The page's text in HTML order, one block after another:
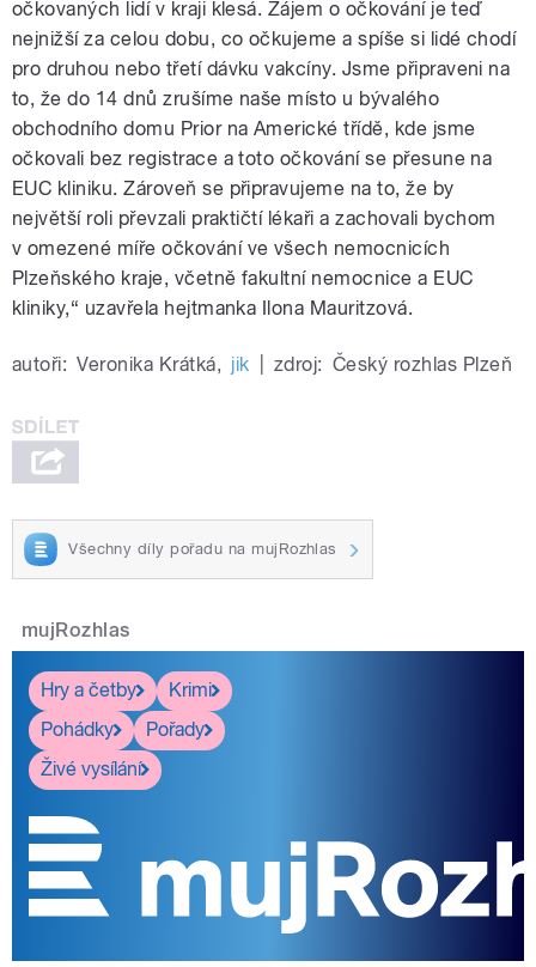
očkovaných lidí v kraji klesá. Zájem o očkování je teď
nejnižší za celou dobu, co očkujeme a spíše si lidé chodí
pro druhou nebo třetí dávku vakcíny. Jsme připraveni na
to, že do 14 dnů zrušíme naše místo u bývalého
obchodního domu Prior na Americké třídě, kde jsme
očkovali bez registrace a toto očkování se přesune na
EUC kliniku. Zároveň se připravujeme na to, že by
největší roli převzali praktičtí lékaři a zachovali bychom
v omezené míře očkování ve všech nemocnicích
Plzeňského kraje, včetně fakultní nemocnice a EUC
kliniky,“ uzavřela hejtmanka Ilona Mauritzová.
autoři: Veronika Krátká, jik zdroj: Český rozhlas Plzeň
Všechny díly pořadu na mujRozhlas
mujRozhlas
Hry a četby
Krimi
Pohádky
Pořady
Živé vysílání